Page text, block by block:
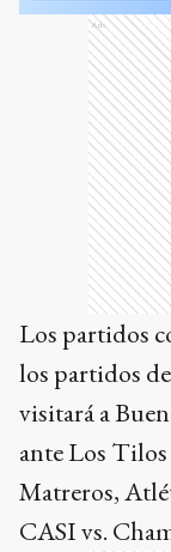
Ads
Los partidos
los partidos
visitará a
ante Los Tilos
Matreros,
CASI vs.